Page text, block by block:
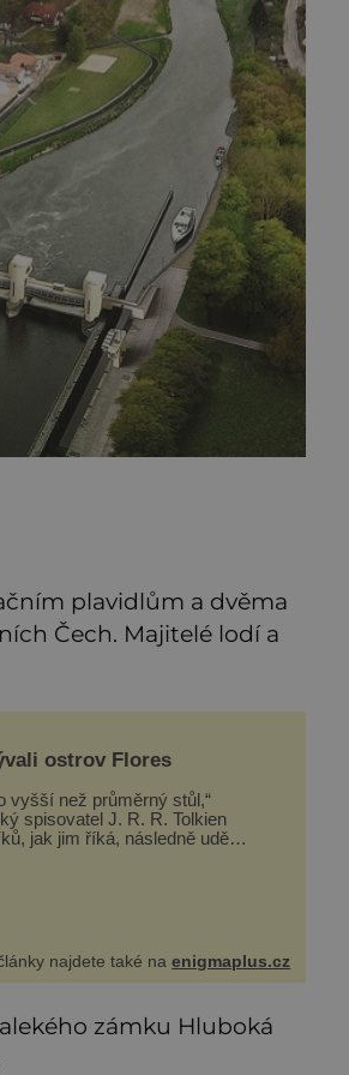
plavidlům a dvěma
Čech. Majitelé lodí a
ostrov Flores
vyšší než průměrný stůl,“
spisovatel J. R. R. Tolkien
najdete také naenigmaplus.cz
zámku Hluboká